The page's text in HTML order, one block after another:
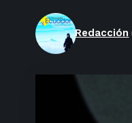
Redacción